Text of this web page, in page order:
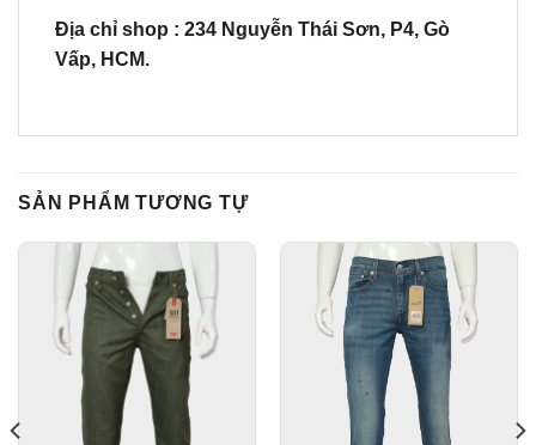
Địa chỉ shop : 234 Nguyễn Thái Sơn, P4, Gò
Vấp, HCM.
SẢN PHẨM TƯƠNG TỰ